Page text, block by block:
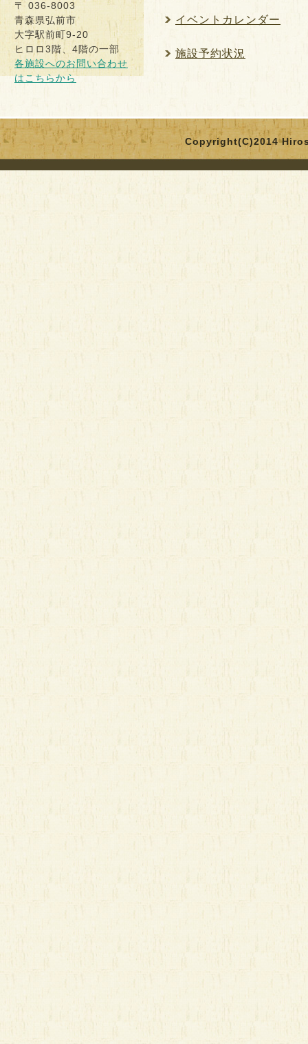
〒 036-8003
青森県弘前市
大字駅前町9-20
ヒロロ3階、4階の一部
各施設へのお問い合わせ
はこちらから
イベントカレンダー
施設予約状況
Copyright(C)2014